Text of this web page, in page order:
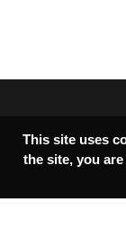
This site uses
the site, you